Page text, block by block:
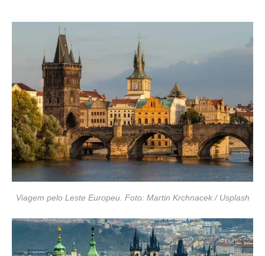
Viagem pelo Leste Europeu. Foto: Martin Krchnacek / Usplash